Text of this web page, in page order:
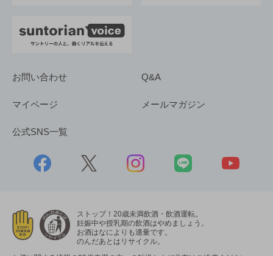
お問い合わせ Q&A
マイページ メールマガジン
公式SNS一覧
ストップ！20歳未満飲酒・飲酒運転。
妊娠中や授乳期の飲酒はやめましょう。
お酒はなによりも適量です。
のんだあとはリサイクル。